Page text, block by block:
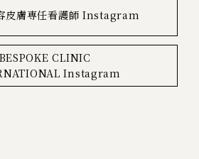
皮膚専任看護師 Instagram
BESPOKE CLINIC
Instagram